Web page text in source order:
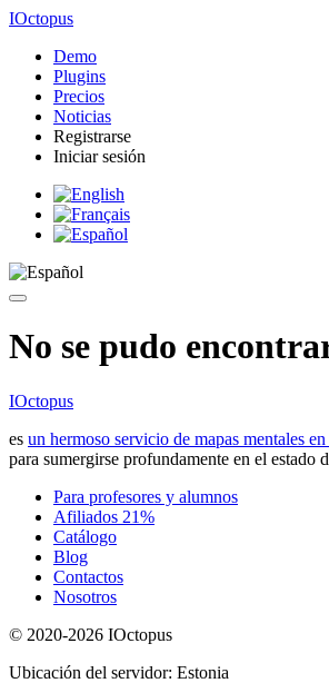
IOctopus
Demo
Plugins
Precios
Noticias
Registrarse
Iniciar sesión
No se pudo
IOctopus
es un hermoso servicio de mapas mentales
para sumergirse profundamente en el estado
Para profesores y alumnos
Afiliados 21%
Catálogo
Blog
Contactos
Nosotros
© 2020-2026 IOctopus
Ubicación del servidor: Estonia